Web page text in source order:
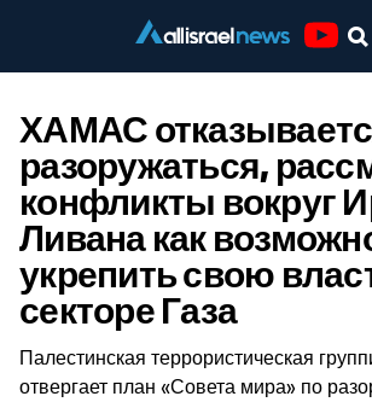
ХАМАС
разоружаться,
конфликты вокруг
Ливана как
укрепить свою
секторе Газа
Палестинская террористическая
отвергает план «Совета мира» по